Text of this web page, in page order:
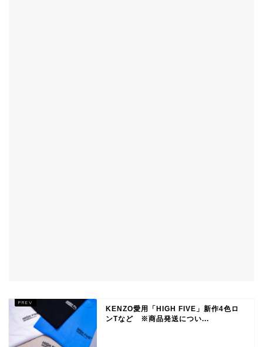
KENZO愛用「HIGH FIVE」新作4色ロ
ンTなど ※商品発送につい...